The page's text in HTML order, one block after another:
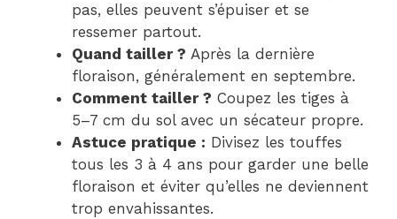
pas, elles peuvent s’épuiser et se
ressemer partout.
Quand tailler ? Après la dernière
floraison, généralement en septembre.
Comment tailler ? Coupez les tiges à
5–7 cm du sol avec un sécateur propre.
Astuce pratique : Divisez les touffes
tous les 3 à 4 ans pour garder une belle
floraison et éviter qu’elles ne deviennent
trop envahissantes.